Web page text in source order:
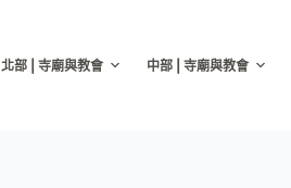
北部 | 寺廟與教會 中部 | 寺廟與教會